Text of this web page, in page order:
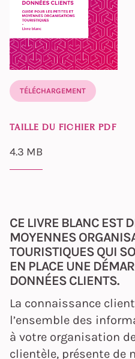
TÉLÉCHARGEMENT
TAILLE DU FICHIER PDF
4.3 MB
CE LIVRE BLANC EST
MOYENNES
TOURISTIQUES QUI
EN PLACE UNE
DONNÉES CLIENTS.
La connaissance
l’ensemble des
à votre organisation
clientèle, présente de